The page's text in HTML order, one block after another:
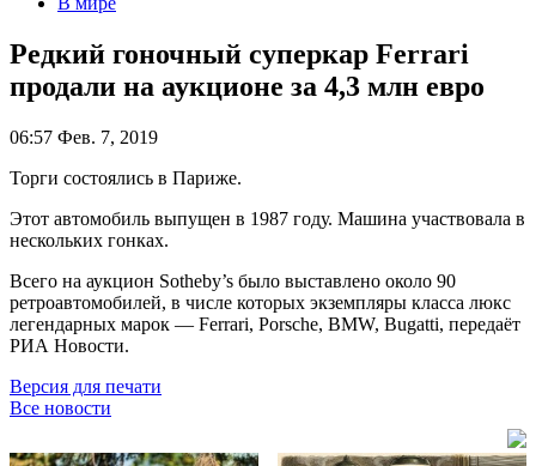
Редкий гоночный суперкар Ferrari
продали на аукционе за 4,3 млн евро
06:57 Фев. 7, 2019
Торги состоялись в Париже.
Этот автомобиль выпущен в 1987 году. Машина участвовала в
нескольких гонках.
Всего на аукцион Sotheby’s было выставлено около 90
ретроавтомобилей, в числе которых экземпляры класса люкс
легендарных марок — Ferrari, Porsche, BMW, Bugatti, передаёт
РИА Новости.
Версия для печати
Все новости